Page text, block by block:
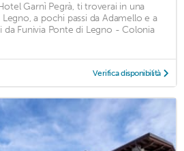
Garnì Pegrà, ti troverai in una
a pochi passi da Adamello e a
Funivia Ponte di Legno - Colonia
Verifica disponibilità